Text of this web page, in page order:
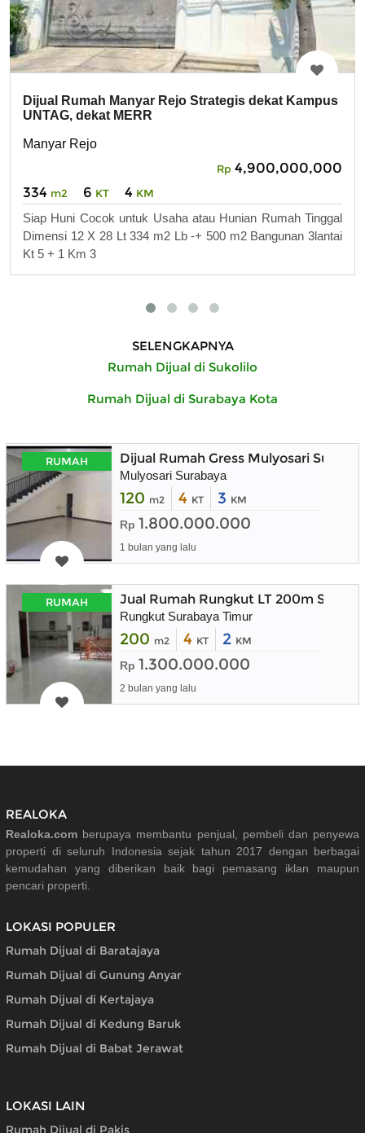
Dijual Rumah Manyar Rejo Strategis dekat Kampus
UNTAG, dekat MERR
Manyar Rejo
Rp 4,900,000,000
334 m2 6 KT 4 KM
Siap Huni Cocok untuk Usaha atau Hunian Rumah Tinggal
Dimensi 12 X 28 Lt 334 m2 Lb -+ 500 m2 Bangunan 3lantai
Kt 5 + 1 Km 3
SELENGKAPNYA
Rumah Dijual di Sukolilo
Rumah Dijual di Surabaya Kota
RUMAH Dijual Rumah Gress Mulyosari
Mulyosari Surabaya
120 m2 4 KT 3 KM
Rp 1.800.000.000
1 bulan yang lalu
RUMAH Jual Rumah Rungkut LT 200m
Rungkut Surabaya Timur
200 m2 4 KT 2 KM
Rp 1.300.000.000
2 bulan yang lalu
REALOKA
Realoka.com berupaya membantu penjual, pembeli dan penyewa
properti di seluruh Indonesia sejak tahun 2017 dengan berbagai
kemudahan yang diberikan baik bagi pemasang iklan maupun
pencari properti.
LOKASI POPULER
Rumah Dijual di Baratajaya
Rumah Dijual di Gunung Anyar
Rumah Dijual di Kertajaya
Rumah Dijual di Kedung Baruk
Rumah Dijual di Babat Jerawat
LOKASI LAIN
Rumah Dijual di Pakis